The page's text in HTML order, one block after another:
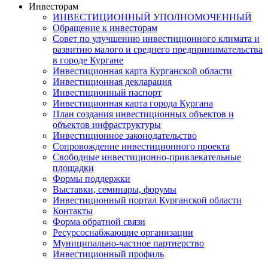
Инвесторам
ИНВЕСТИЦИОННЫЙ УПОЛНОМОЧЕННЫЙ
Обращение к инвесторам
Совет по улучшению инвестиционного климата и
развитию малого и среднего предпринимательства
в городе Кургане
Инвестиционная карта Курганской области
Инвестиционная декларация
Инвестиционный паспорт
Инвестиционная карта города Кургана
План создания инвестиционных объектов и
объектов инфраструктуры
Инвестиционное законодательство
Сопровождение инвестиционного проекта
Свободные инвестиционно-привлекательные
площадки
Формы поддержки
Выставки, семинары, форумы
Инвестиционный портал Курганской области
Контакты
Форма обратной связи
Ресурсоснабжающие организации
Муниципально-частное партнерство
Инвестиционный профиль